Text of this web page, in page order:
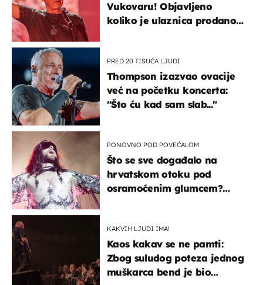
Vukovaru! Objavljeno
koliko je ulaznica prodano
PRED 20 TISUĆA LJUDI
Thompson izazvao ovacije
već na početku koncerta:
"Što ću kad sam slab..."
PONOVNO POD POVEĆALOM
Što se sve događalo na
hrvatskom otoku pod
osramoćenim glumcem?
KAKVIH LJUDI IMA!
Kaos kakav se ne pamti:
Zbog suludog poteza jednog
muškarca bend je bio